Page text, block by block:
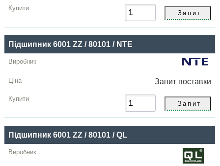
Підшипник 6001 ZZ / 80101 / NTE
Запит поставки
Підшипник 6001 ZZ / 80101 / QL